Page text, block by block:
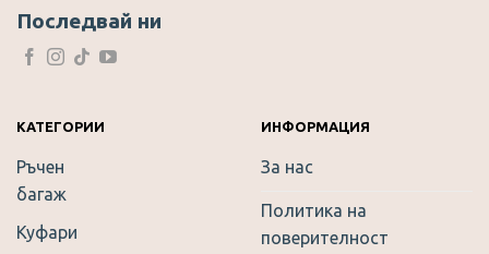
on
product
Последвай ни
КАТЕГОРИИ
Ръчен
багаж
Куфари
ИНФОРМАЦИЯ
За нас
Политика на
поверителност